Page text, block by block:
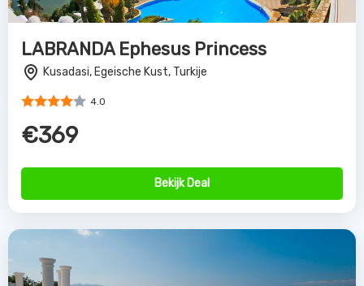
LABRANDA Ephesus Princess
Kusadasi, Egeische Kust, Turkije
4.0
€369
Bekijk Deal